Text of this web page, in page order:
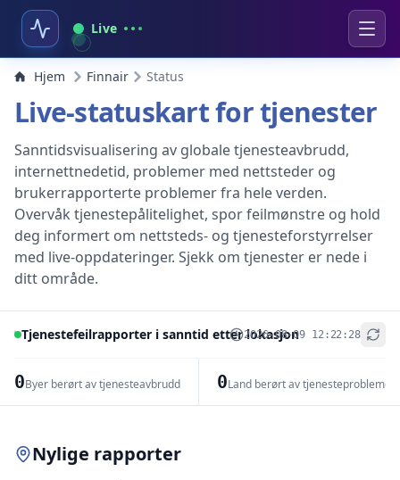
Live
Hjem Finnair Status
Live-statuskart for tjenester
Sanntidsvisualisering av globale tjenesteavbrudd,
internettnedetid, problemer med nettsteder og
brukerrapporterte problemer fra hele verden.
Overvåk tjenestepålitelighet, spor feilmønstre og hold
deg informert om nettsteds- og tjenesteforstyrrelser
med live-oppdateringer. Sjekk om tjenester er nede i
ditt område.
Tjenestefeilrapporter i sanntid etter lokasjon2026-08-09 12:22:28
0Byer berørt av tjenesteavbrudd 0Land berørt av tjenesteproblemer
+
Nylige rapporter